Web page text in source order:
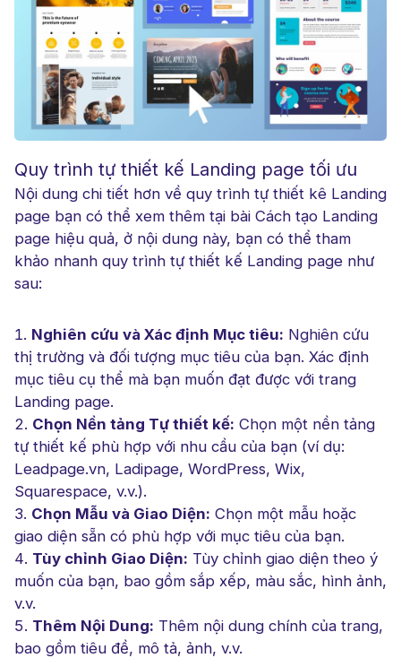
Quy trình tự thiết kế Landing page tối ưu
Nội dung chi tiết hơn về quy trình tự thiết kê Landing
page bạn có thể xem thêm tại bài Cách tạo Landing
page hiệu quả, ở nội dung này, bạn có thể tham
khảo nhanh quy trình tự thiết kế Landing page như
sau:
Nghiên cứu và Xác định Mục tiêu: Nghiên cứu
thị trường và đối tượng mục tiêu của bạn. Xác định
mục tiêu cụ thể mà bạn muốn đạt được với trang
Landing page.
Chọn Nền tảng Tự thiết kế: Chọn một nền tảng
tự thiết kế phù hợp với nhu cầu của bạn (ví dụ:
Leadpage.vn, Ladipage, WordPress, Wix,
Squarespace, v.v.).
Chọn Mẫu và Giao Diện: Chọn một mẫu hoặc
giao diện sẵn có phù hợp với mục tiêu của bạn.
Tùy chỉnh Giao Diện: Tùy chỉnh giao diện theo ý
muốn của bạn, bao gồm sắp xếp, màu sắc, hình ảnh,
v.v.
Thêm Nội Dung: Thêm nội dung chính của trang,
bao gồm tiêu đề, mô tả, ảnh, v.v.